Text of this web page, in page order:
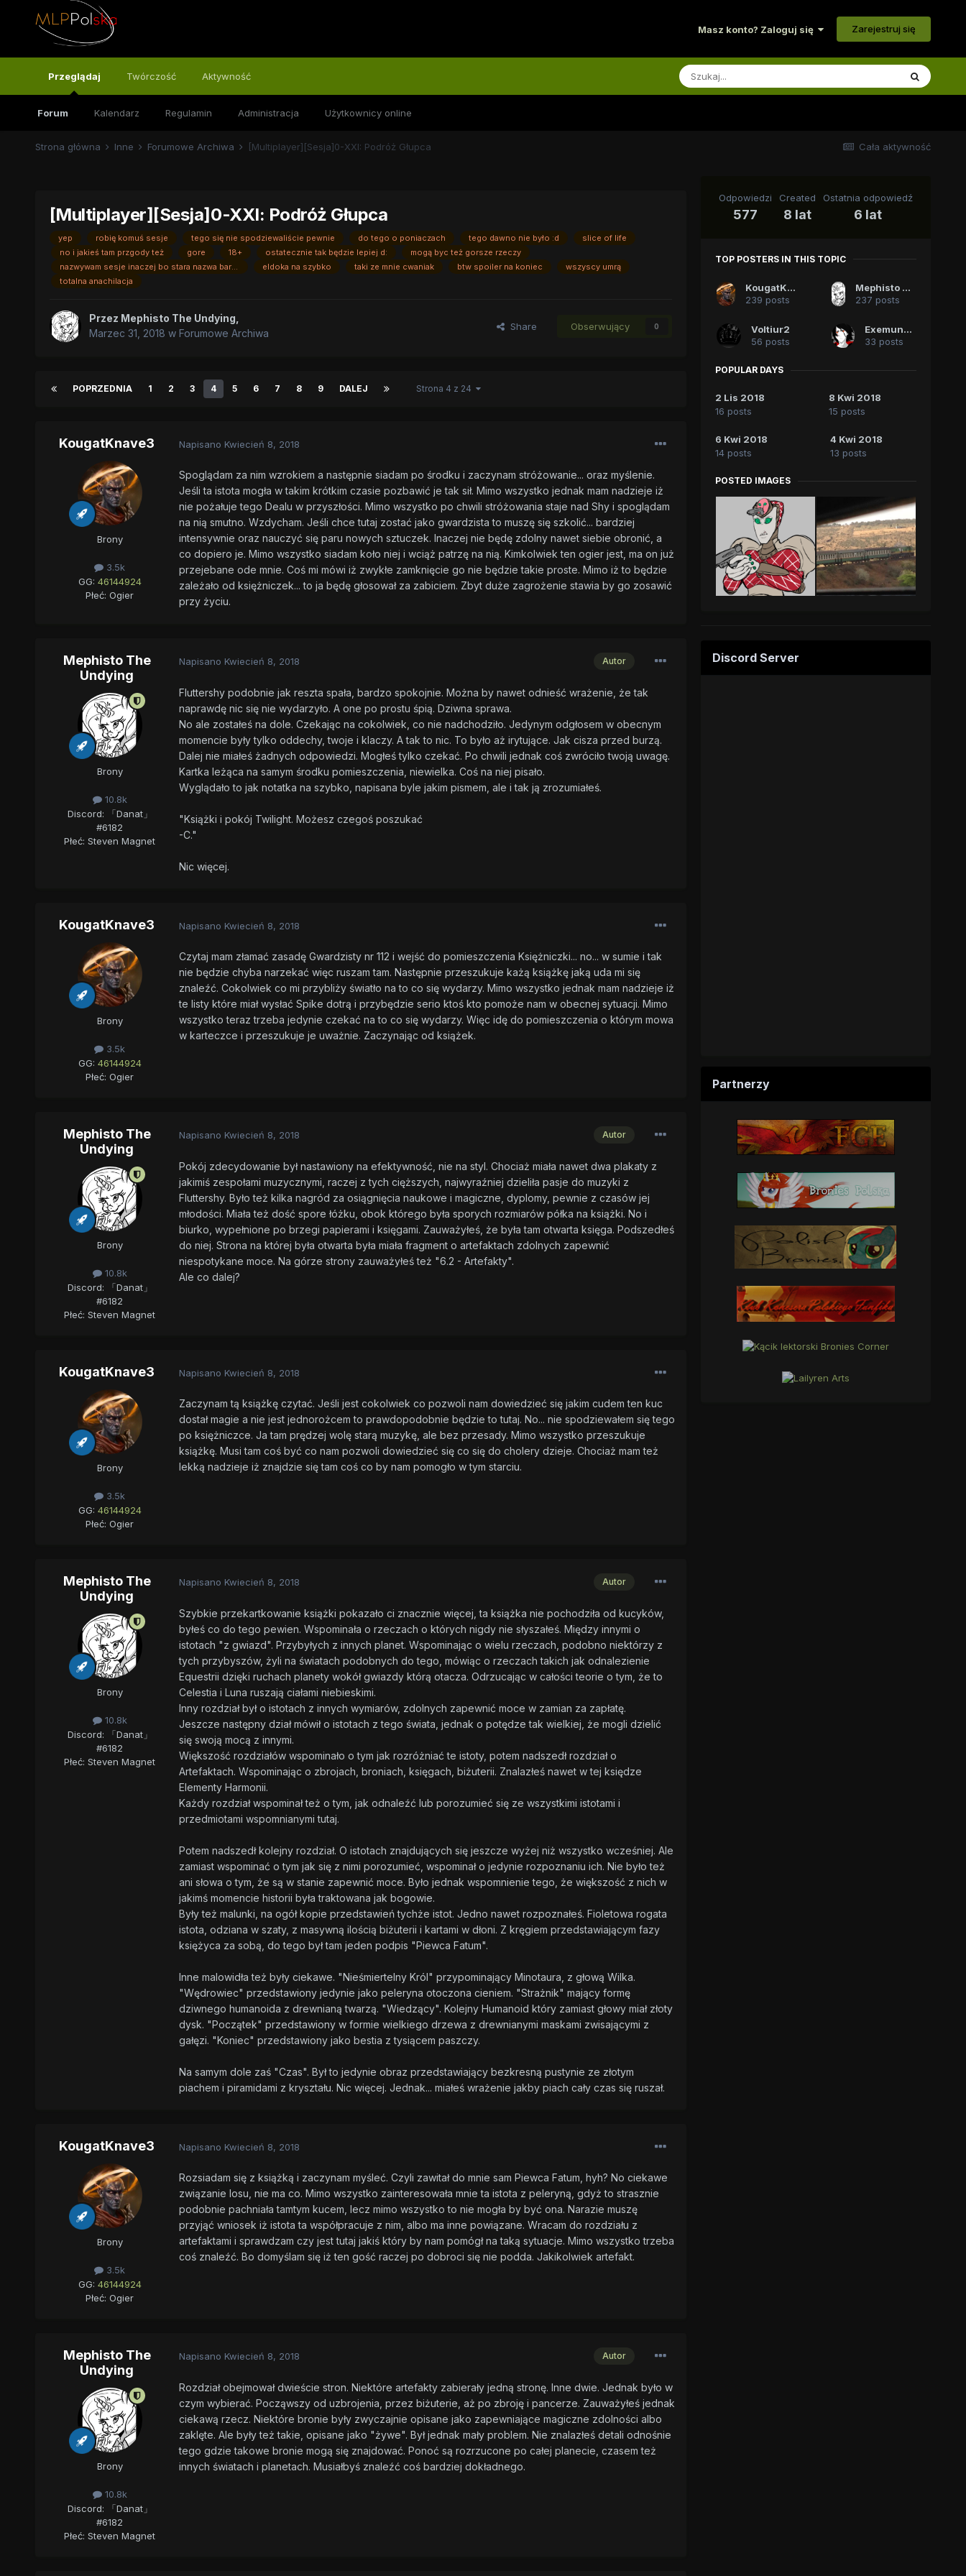
Masz konto? Zaloguj się Zarejestruj się
Przeglądaj
Forum Kalendarz Regulamin Administracja Użytkownicy online
Twórczość Aktywność
Cała aktywność
Strona główna Inne Forumowe Archiwa [Multiplayer][Sesja]0-XXI: Podróż Głupca
[Multiplayer][Sesja]0-XXI: Podróż Głupca
yep robię komuś sesje tego się nie spodziewaliście pewnie do tego o poniaczach tego dawno nie było :d
slice of life
no i jakieś tam przgody też
gore 18+ ostatecznie tak będzie lepiej d:
mogą byc też gorsze rzeczy
nazwywam sesje inaczej bo stara nazwa bardzo nie pasowała
eldoka na szybko taki ze mnie cwaniak btw spoiler na koniec
wszyscy umrą
totalna anachilacja
Przez Mephisto The Undying
Marzec 31, 2018 w Forumowe Archiwa
Share Obserwujący 0
POPRZEDNIA 1 2 3 4 5 6 7 8 9 DALEJ Strona 4 z 24
KougatKnave3
Brony
3.5k
GG: 46144924
Płeć: Ogier
Napisano Kwiecień 8, 2018
Spoglądam za nim wzrokiem a następnie siadam po środku i zaczynam stróżowanie... oraz myślenie.
Jeśli ta istota mogła w takim krótkim czasie pozbawić je tak sił. Mimo wszystko jednak mam nadzieje iż
nie pożałuje tego Dealu w przyszłości. Mimo wszystko po chwili stróżowania staje nad Shy i spoglądam
na nią smutno. Wzdycham. Jeśli chce tutaj zostać jako gwardzista to muszę się szkolić... bardziej
intensywnie oraz nauczyć się paru nowych sztuczek. Inaczej nie będę zdolny nawet siebie obronić, a
co dopiero je. Mimo wszystko siadam koło niej i wciąż patrzę na nią. Kimkolwiek ten ogier jest, ma on już
przejebane ode mnie. Coś mi mówi iż zwykłe zamknięcie go nie będzie takie proste. Mimo iż to będzie
zależało od księżniczek... to ja będę głosował za zabiciem. Zbyt duże zagrożenie stawia by go zosawić
przy życiu.
Mephisto The
Undying
Brony
10.8k
Discord: 「Danat」
#6182
Płeć: Steven Magnet
Autor
Napisano Kwiecień 8, 2018
Fluttershy podobnie jak reszta spała, bardzo spokojnie. Można by nawet odnieść wrażenie, że tak
naprawdę nic się nie wydarzyło. A one po prostu śpią. Dziwna sprawa.
No ale zostałeś na dole. Czekając na cokolwiek, co nie nadchodziło. Jedynym odgłosem w obecnym
momencie były tylko oddechy, twoje i klaczy. A tak to nic. To było aż irytujące. Jak cisza przed burzą.
Dalej nie miałeś żadnych odpowiedzi. Mogłeś tylko czekać. Po chwili jednak coś zwróciło twoją uwagę.
Kartka leżąca na samym środku pomieszczenia, niewielka. Coś na niej pisało.
Wyglądało to jak notatka na szybko, napisana byle jakim pismem, ale i tak ją zrozumiałeś.
"Książki i pokój Twilight. Możesz czegoś poszukać
-C."
Nic więcej.
KougatKnave3
Brony
3.5k
GG: 46144924
Płeć: Ogier
Napisano Kwiecień 8, 2018
Czytaj mam złamać zasadę Gwardzisty nr 112 i wejść do pomieszczenia Księżniczki... no... w sumie i tak
nie będzie chyba narzekać więc ruszam tam. Następnie przeszukuje każą książkę jaką uda mi się
znaleźć. Cokolwiek co mi przybliży światło na to co się wydarzy. Mimo wszystko jednak mam nadzieje iż
te listy które miał wysłać Spike dotrą i przybędzie serio ktoś kto pomoże nam w obecnej sytuacji. Mimo
wszystko teraz trzeba jedynie czekać na to co się wydarzy. Więc idę do pomieszczenia o którym mowa
w karteczce i przeszukuje je uważnie. Zaczynając od książek.
Mephisto The
Undying
Brony
10.8k
Discord: 「Danat」
#6182
Płeć: Steven Magnet
Autor
Napisano Kwiecień 8, 2018
Pokój zdecydowanie był nastawiony na efektywność, nie na styl. Chociaż miała nawet dwa plakaty z
jakimiś zespołami muzycznymi, raczej z tych cięższych, najwyraźniej dzieliła pasje do muzyki z
Fluttershy. Było też kilka nagród za osiągnięcia naukowe i magiczne, dyplomy, pewnie z czasów jej
młodości. Miała też dość spore łóżku, obok którego była sporych rozmiarów półka na książki. No i
biurko, wypełnione po brzegi papierami i księgami. Zauważyłeś, że była tam otwarta księga. Podszedłeś
do niej. Strona na której była otwarta była miała fragment o artefaktach zdolnych zapewnić
niespotykane moce. Na górze strony zauważyłeś też "6.2 - Artefakty".
Ale co dalej?
KougatKnave3
Brony
3.5k
GG: 46144924
Płeć: Ogier
Napisano Kwiecień 8, 2018
Zaczynam tą książkę czytać. Jeśli jest cokolwiek co pozwoli nam dowiedzieć się jakim cudem ten kuc
dostał magie a nie jest jednorożcem to prawdopodobnie będzie to tutaj. No... nie spodziewałem się tego
po księżniczce. Ja tam prędzej wolę starą muzykę, ale bez przesady. Mimo wszystko przeszukuje
książkę. Musi tam coś być co nam pozwoli dowiedzieć się co się do cholery dzieje. Chociaż mam też
lekką nadzieje iż znajdzie się tam coś co by nam pomogło w tym starciu.
Mephisto The
Undying
Brony
10.8k
Discord: 「Danat」
#6182
Płeć: Steven Magnet
Autor
Napisano Kwiecień 8, 2018
Szybkie przekartkowanie książki pokazało ci znacznie więcej, ta książka nie pochodziła od kucyków,
byłeś co do tego pewien. Wspominała o rzeczach o których nigdy nie słyszałeś. Między innymi o
istotach "z gwiazd". Przybyłych z innych planet. Wspominając o wielu rzeczach, podobno niektórzy z
tych przybyszów, żyli na światach podobnych do tego, mówiąc o rzeczach takich jak odnalezienie
Equestrii dzięki ruchach planety wokół gwiazdy którą otacza. Odrzucając w całości teorie o tym, że to
Celestia i Luna ruszają ciałami niebieskimi.
Inny rozdział był o istotach z innych wymiarów, zdolnych zapewnić moce w zamian za zapłatę.
Jeszcze następny dział mówił o istotach z tego świata, jednak o potędze tak wielkiej, że mogli dzielić
się swoją mocą z innymi.
Większość rozdziałów wspominało o tym jak rozróżniać te istoty, potem nadszedł rozdział o
Artefaktach. Wspominając o zbrojach, broniach, księgach, biżuterii. Znalazłeś nawet w tej księdze
Elementy Harmonii.
Każdy rozdział wspominał też o tym, jak odnaleźć lub porozumieć się ze wszystkimi istotami i
przedmiotami wspomnianymi tutaj.
Potem nadszedł kolejny rozdział. O istotach znajdujących się jeszcze wyżej niż wszystko wcześniej. Ale
zamiast wspominać o tym jak się z nimi porozumieć, wspominał o jedynie rozpoznaniu ich. Nie było też
ani słowa o tym, że są w stanie zapewnić moce. Było jednak wspomnienie tego, że większość z nich w
jakimś momencie historii była traktowana jak bogowie.
Były też malunki, na ogół kopie przedstawień tychże istot. Jedno nawet rozpoznałeś. Fioletowa rogata
istota, odziana w szaty, z masywną ilością biżuterii i kartami w dłoni. Z kręgiem przedstawiającym fazy
księżyca za sobą, do tego był tam jeden podpis "Piewca Fatum".
Inne malowidła też były ciekawe. "Nieśmiertelny Król" przypominający Minotaura, z głową Wilka.
"Wędrowiec" przedstawiony jedynie jako peleryna otoczona cieniem. "Strażnik" mający formę
dziwnego humanoida z drewnianą twarzą. "Wiedzący". Kolejny Humanoid który zamiast głowy miał złoty
dysk. "Początek" przedstawiony w formie wielkiego drzewa z drewnianymi maskami zwisającymi z
gałęzi. "Koniec" przedstawiony jako bestia z tysiącem paszczy.
Na samym dole zaś "Czas". Był to jedynie obraz przedstawiający bezkresną pustynie ze złotym
piachem i piramidami z kryształu. Nic więcej. Jednak... miałeś wrażenie jakby piach cały czas się ruszał.
KougatKnave3
Brony
3.5k
GG: 46144924
Płeć: Ogier
Napisano Kwiecień 8, 2018
Rozsiadam się z książką i zaczynam myśleć. Czyli zawitał do mnie sam Piewca Fatum, hyh? No ciekawe
związanie losu, nie ma co. Mimo wszystko zainteresowała mnie ta istota z peleryną, gdyż to strasznie
podobnie pachniała tamtym kucem, lecz mimo wszystko to nie mogła by być ona. Narazie muszę
przyjąć wniosek iż istota ta współpracuje z nim, albo ma inne powiązane. Wracam do rozdziału z
artefaktami i sprawdzam czy jest tutaj jakiś który by nam pomógł na taką sytuacje. Mimo wszystko trzeba
coś znaleźć. Bo domyślam się iż ten gość raczej po dobroci się nie podda. Jakikolwiek artefakt.
Mephisto The
Undying
Brony
10.8k
Discord: 「Danat」
#6182
Płeć: Steven Magnet
Autor
Napisano Kwiecień 8, 2018
Rozdział obejmował dwieście stron. Niektóre artefakty zabierały jedną stronę. Inne dwie. Jednak było w
czym wybierać. Począwszy od uzbrojenia, przez biżuterie, aż po zbroję i pancerze. Zauważyłeś jednak
ciekawą rzecz. Niektóre bronie były zwyczajnie opisane jako zapewniające magiczne zdolności albo
zaklęte. Ale były też takie, opisane jako "żywe". Był jednak mały problem. Nie znalazłeś detali odnośnie
tego gdzie takowe bronie mogą się znajdować. Ponoć są rozrzucone po całej planecie, czasem też
innych światach i planetach. Musiałbyś znaleźć coś bardziej dokładnego.
Odpowiedzi
577
Created
8 lat
Ostatnia odpowiedź
6 lat
TOP POSTERS IN THIS TOPIC
KougatKnave3
239 posts
Mephisto The Undying
237 posts
Voltiur2
56 posts
Exemundis
33 posts
POPULAR DAYS
2 Lis 2018
16 posts
8 Kwi 2018
15 posts
6 Kwi 2018
14 posts
4 Kwi 2018
13 posts
POSTED IMAGES
Discord Server
Partnerzy